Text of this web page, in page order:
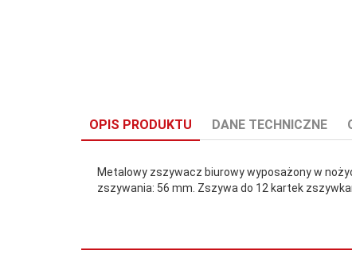
OPIS PRODUKTU DANE TECHNICZNE
Metalowy zszywacz biurowy wyposażony w
zszywania: 56 mm. Zszywa do 12 kartek
wsuwan: